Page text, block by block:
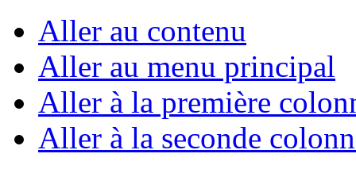
Aller au contenu
Aller au menu principal
Aller à la première
Aller à la seconde